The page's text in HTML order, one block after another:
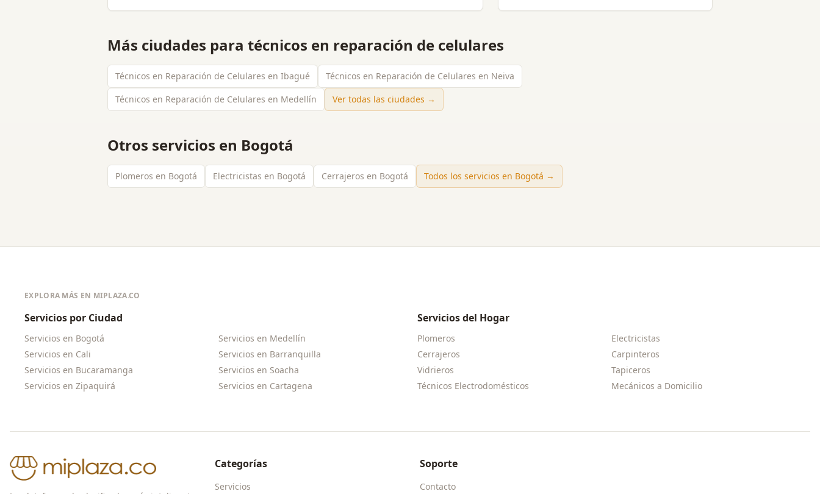
Más ciudades para técnicos en reparación de celulares
Técnicos en Reparación de Celulares en Ibagué
Técnicos en Reparación de Celulares en Neiva
Técnicos en Reparación de Celulares en Medellín
Ver todas las ciudades →
Otros servicios en Bogotá
Plomeros en Bogotá Electricistas en Bogotá Cerrajeros en Bogotá Todos los servicios en Bogotá →
EXPLORA MÁS EN MIPLAZA.CO
Servicios por Ciudad
Servicios en Bogotá Servicios en Medellín
Servicios en Cali Servicios en Barranquilla
Servicios en Bucaramanga Servicios en Soacha
Servicios en Zipaquirá Servicios en Cartagena
Servicios del Hogar
Plomeros
Electricistas
Cerrajeros
Carpinteros
Vidrieros
Tapiceros
Técnicos Electrodomésticos
Mecánicos a Domicilio
Categorías
Servicios
Soporte
Contacto